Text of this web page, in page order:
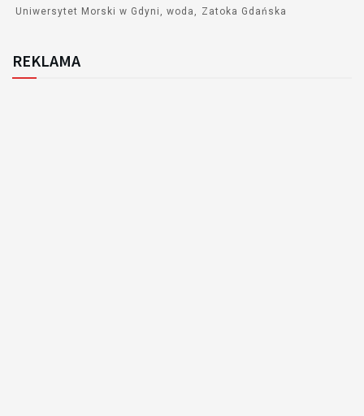
Uniwersytet Morski w Gdyni
woda Zatoka Gdańska
REKLAMA